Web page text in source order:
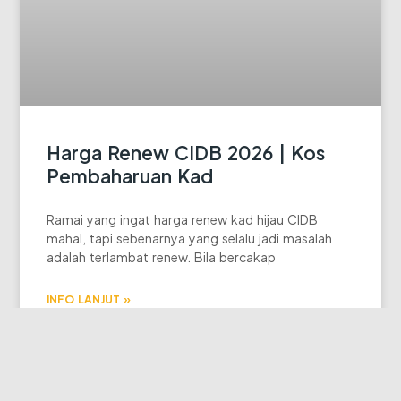
Harga Renew CIDB 2026 | Kos
Pembaharuan Kad
Ramai yang ingat harga renew kad hijau CIDB
mahal, tapi sebenarnya yang selalu jadi masalah
adalah terlambat renew. Bila bercakap
INFO LANJUT »